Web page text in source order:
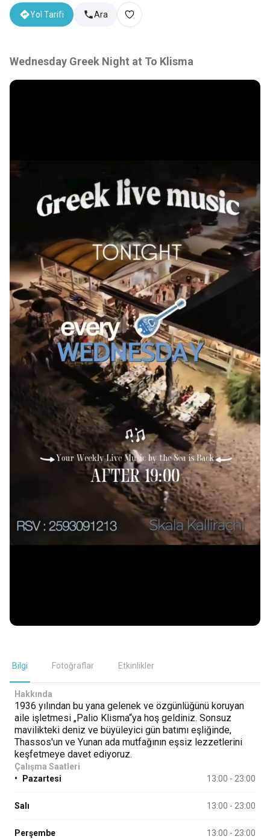
Yol Tarifi Ara
Wednesday Greek Night at To Klisma
Bilgi Fotoğraflar Etkinlikler
Hakkında
1936 yılından bu yana gelenek ve özgünlüğünü koruyan
aile işletmesi „Palio Klisma“ya hoş geldiniz. Sonsuz
mavilikteki deniz ve büyüleyici gün batımı eşliğinde,
Thassos'un ve Yunan ada mutfağının eşsiz lezzetlerini
keşfetmeye davet ediyoruz.
Çalışma Saatleri
•
Pazartesi 13:00 - 23:00
Salı 13:00 - 23:00
Perşembe 13:00 - 23:00